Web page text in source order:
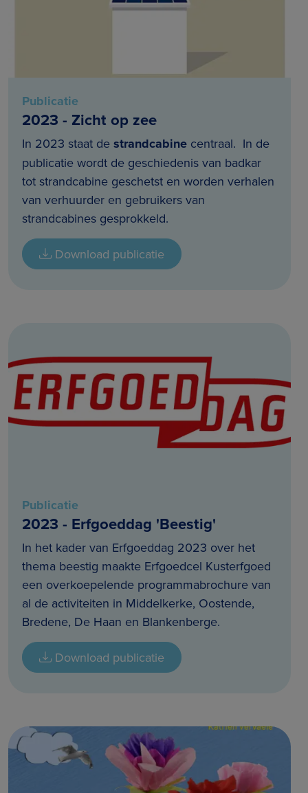
Publicatie
2023 - Zicht op zee
In 2023 staat de strandcabine centraal. In de
publicatie wordt de geschiedenis van badkar
tot strandcabine geschetst en worden verhalen
van verhuurder en gebruikers van
strandcabines gesprokkeld.
Download publicatie
Publicatie
2023 - Erfgoeddag 'Beestig'
In het kader van Erfgoeddag 2023 over het
thema beestig maakte Erfgoedcel Kusterfgoed
een overkoepelende programmabrochure van
al de activiteiten in Middelkerke, Oostende,
Bredene, De Haan en Blankenberge.
Download publicatie